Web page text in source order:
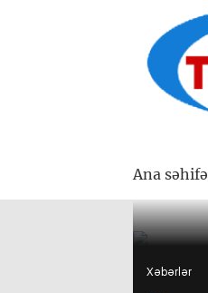
Ana səhifə
Xəbərlər